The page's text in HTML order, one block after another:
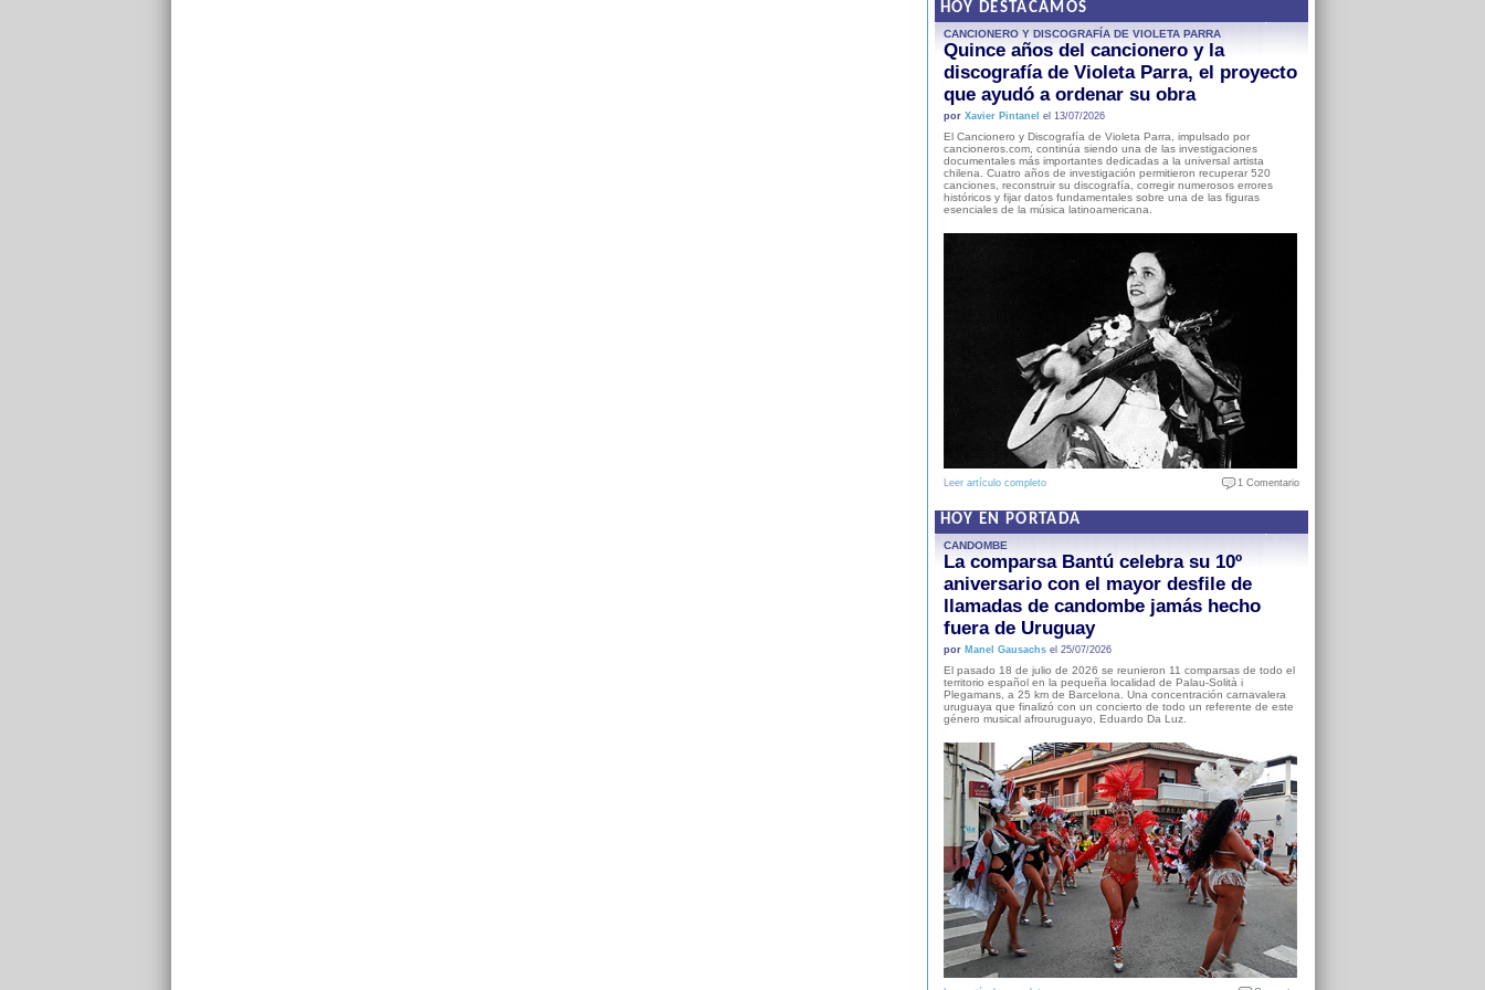
HOY DESTACAMOS
CANCIONERO Y DISCOGRAFÍA DE VIOLETA PARRA
Quince años del cancionero y la
discografía de Violeta Parra, el proyecto
que ayudó a ordenar su obra
por Xavier Pintanel el 13/07/2026
El Cancionero y Discografía de Violeta Parra, impulsado por
cancioneros.com, continúa siendo una de las investigaciones
documentales más importantes dedicadas a la universal artista
chilena. Cuatro años de investigación permitieron recuperar 520
canciones, reconstruir su discografía, corregir numerosos errores
históricos y fijar datos fundamentales sobre una de las figuras
esenciales de la música latinoamericana.
Leer artículo completo 1 Comentario
HOY EN PORTADA
CANDOMBE
La comparsa Bantú celebra su 10º
aniversario con el mayor desfile de
llamadas de candombe jamás hecho
fuera de Uruguay
por Manel Gausachsel 25/07/2026
El pasado 18 de julio de 2026 se reunieron 11 comparsas de todo el
territorio español en la pequeña localidad de Palau-Solità i
Plegamans, a 25 km de Barcelona. Una concentración carnavalera
uruguaya que finalizó con un concierto de todo un referente de este
género musical afrouruguayo, Eduardo Da Luz.